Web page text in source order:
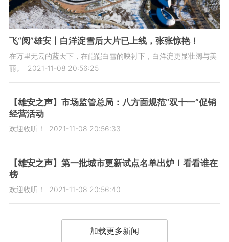
飞“阅”雄安丨白洋淀雪后大片已上线，张张惊艳！
在万里无云的蓝天下，在皑皑白雪的映衬下，白洋淀更显壮阔与美
丽。
2021-11-08 20:56:25
【雄安之声】市场监管总局：八方面规范“双十一”促销
经营活动
欢迎收听！ 2021-11-08 20:56:33
【雄安之声】第一批城市更新试点名单出炉！看看谁在
榜
欢迎收听！ 2021-11-08 20:56:40
加载更多新闻